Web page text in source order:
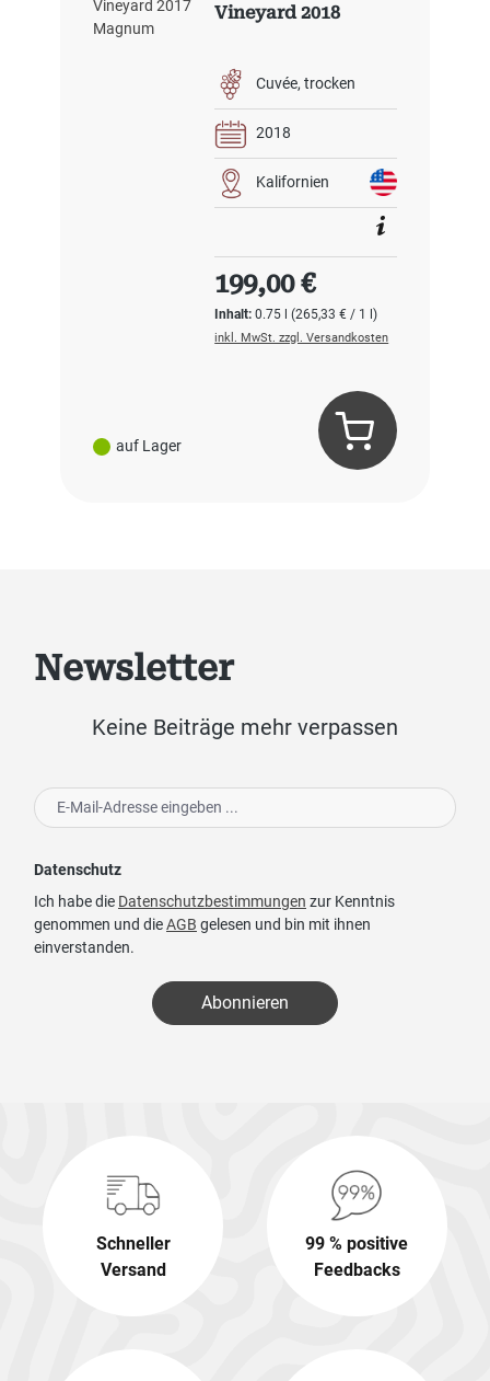
auf Lager
Vineyard 2018
Cuvée trocken
2018
Kalifornien
Inhalt:0.75 l(265,33 € / 1 l)
Regulärer Preis:
199,00 €
inkl. MwSt. zzgl. Versandkosten
Newsletter
Keine Beiträge mehr verpassen
Datenschutz
Ich habe die Datenschutzbestimmungen zur Kenntnis
genommen und dieAGB gelesen und bin mit ihnen
einverstanden.
Abonnieren
Schneller
Versand
99 % positive
Feedbacks